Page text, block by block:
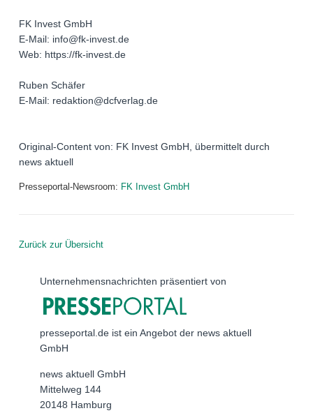
FK Invest GmbH
E-Mail: info@fk-invest.de
Web: https://fk-invest.de
Ruben Schäfer
E-Mail: redaktion@dcfverlag.de
Original-Content von: FK Invest GmbH, übermittelt durch
news aktuell
Presseportal-Newsroom: FK Invest GmbH
Zurück zur Übersicht
Unternehmensnachrichten präsentiert von
presseportal.de ist ein Angebot der news aktuell
GmbH
news aktuell GmbH
Mittelweg 144
20148 Hamburg